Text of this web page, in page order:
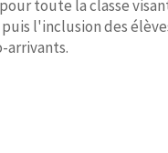
toute la classe
l'inclusion des
arrivants.